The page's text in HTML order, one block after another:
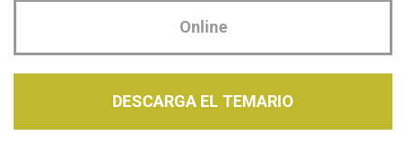
Online
DESCARGA EL TEMARIO